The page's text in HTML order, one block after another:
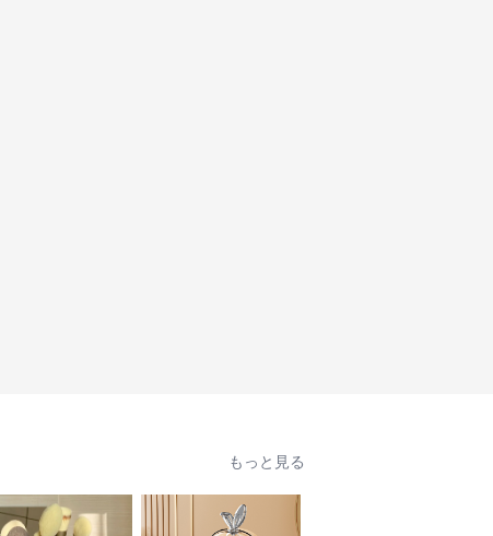
もっと見る